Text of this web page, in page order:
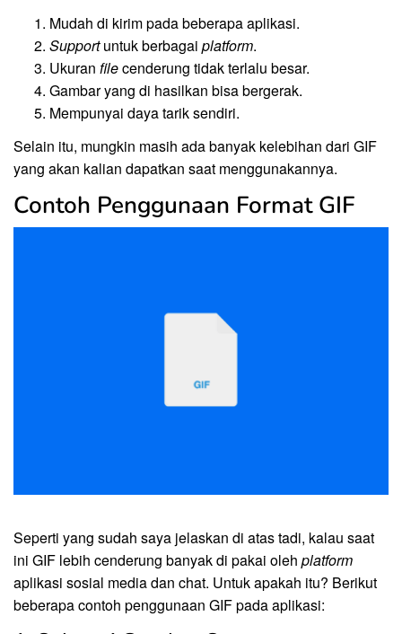
Mudah di kirim pada beberapa aplikasi.
Supportuntuk berbagai platform.
Ukuran filecenderung tidak terlalu besar.
Gambar yang di hasilkan bisa bergerak.
Mempunyai daya tarik sendiri.
Selain itu, mungkin masih ada banyak kelebihan dari GIF
yang akan kalian dapatkan saat menggunakannya.
Contoh Penggunaan Format GIF
Seperti yang sudah saya jelaskan di atas tadi, kalau saat
ini GIF lebih cenderung banyak di pakai oleh platform
aplikasi sosial media dan chat. Untuk apakah itu? Berikut
beberapa contoh penggunaan GIF pada aplikasi: